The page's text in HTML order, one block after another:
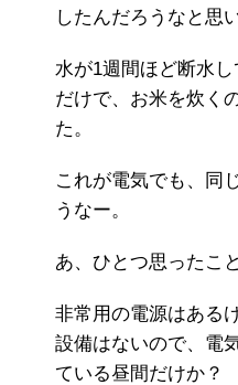
したんだろうなと思
水が1週間ほど断水
だけで、お米を炊く
た。
これが電気でも、同
うなー。
あ、ひとつ思ったこと
非常用の電源はある
設備はないので、電
ている昼間だけか？